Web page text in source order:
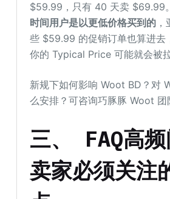
$59.99，只有 40 天卖 $69.99
时间用户是以更低价格买到的
些 $59.99 的促销订单也算进去
你的 Typical Price 可能就会被
新规下如何影响 Woot BD？对
么安排？可咨询巧豚豚 Woot 团
三、 FAQ高频
卖家必须关注